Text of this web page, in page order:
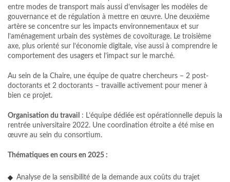
entre modes de transport mais aussi d’envisager les modèles de
gouvernance et de régulation à mettre en œuvre. Une deuxième
artère se concentre sur les impacts environnementaux et sur
l’aménagement urbain des systèmes de covoiturage. Le troisième
axe, plus orienté sur l’économie digitale, vise aussi à comprendre le
comportement des usagers et l’impact sur le marché.
Au sein de la Chaire, une équipe de quatre chercheurs – 2 post-
doctorants et 2 doctorants – travaille activement pour mener à
bien ce projet.
Organisation du travail
: L’équipe dédiée est opérationnelle depuis la
rentrée universitaire 2022. Une coordination étroite a été mise en
œuvre au sein du consortium.
Thématiques en cours en 2025 :
Analyse de la sensibilité de la demande aux coûts du trajet